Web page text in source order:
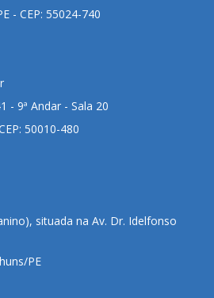
- CEP: 55024-740
- 9ª Andar - Sala 20
50010-480
situada na Av. Dr. Idelfonso
PE